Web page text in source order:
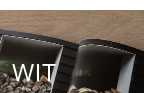
WIT